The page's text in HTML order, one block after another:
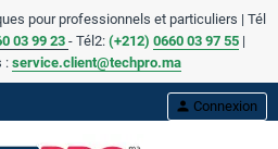
pour professionnels et particuliers | Tél
03 99 23 - Tél2: (+212) 0660 03 97 55 |
:service.client@techpro.ma
person Connexion